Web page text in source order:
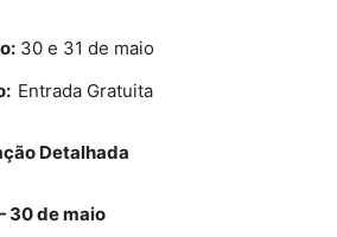
30 e 31 de maio
Entrada Gratuita
Detalhada
30 de maio